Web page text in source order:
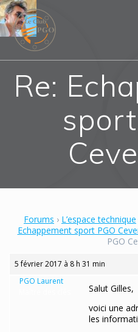
Re:
Forums › L’espace technique
Echappement sport PGO
PGO
5 février 2017 à 8 h 31 min
PGO Laurent
Salut Gilles,
voici une
les